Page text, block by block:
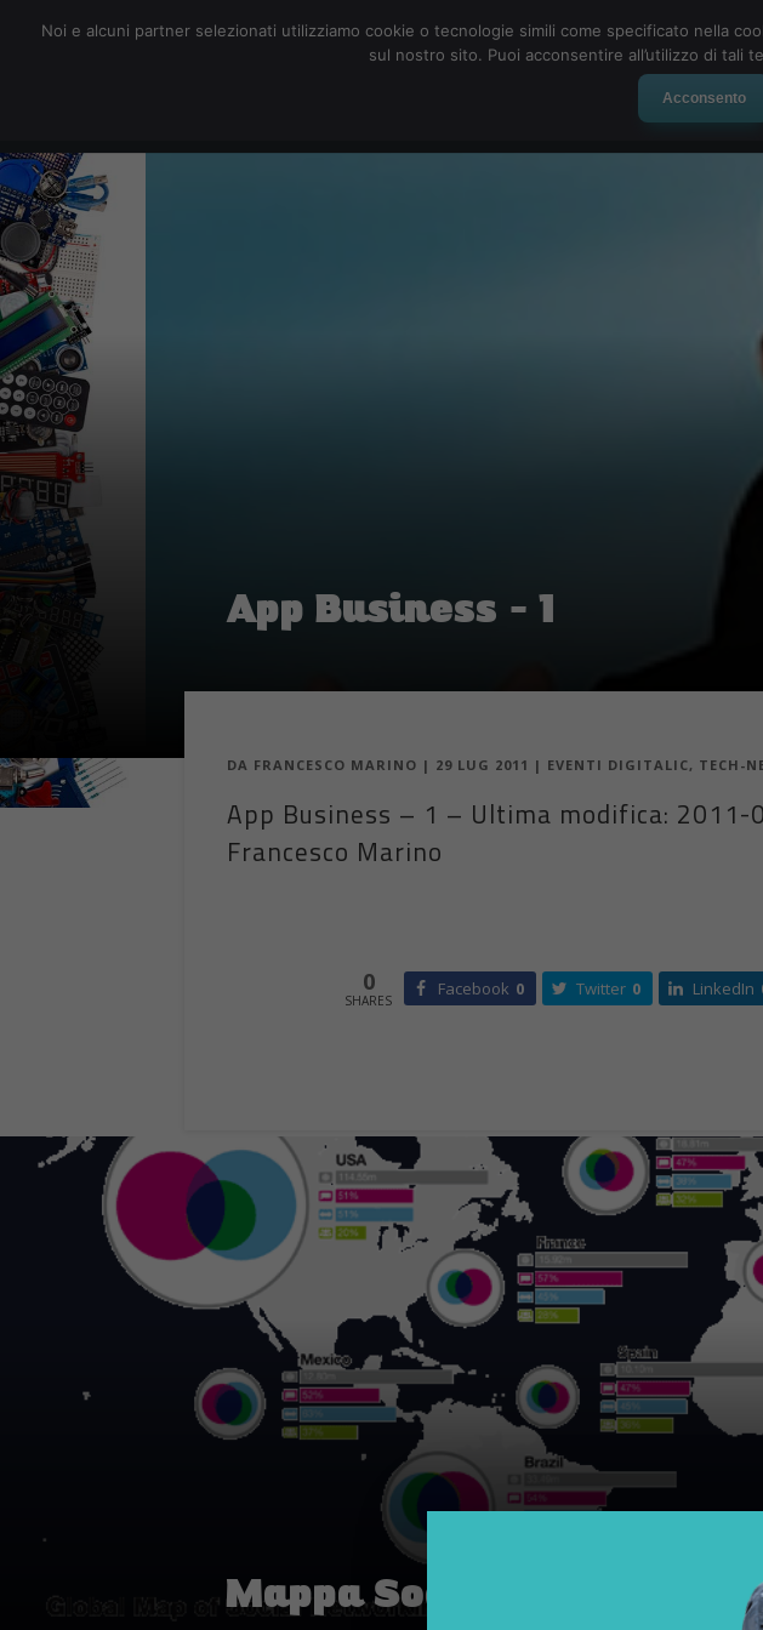
Social Network
App Business – 1
DA FRANCESCO MARINO | 29 LUG 2011 | EVENTI DIGITALIC, TECH-
App Business – 1 – Ultima modifica: 2011-
Francesco Marino
0
SHARES
Facebook 0 Twitter 0 LinkedIn
Mappa Sociale
Noi e alcuni partner selezionati utilizziamo cookie o tecnologie simili come specificato nella
sul nostro sito. Puoi acconsentire all’utilizzo di tali
Acconsento